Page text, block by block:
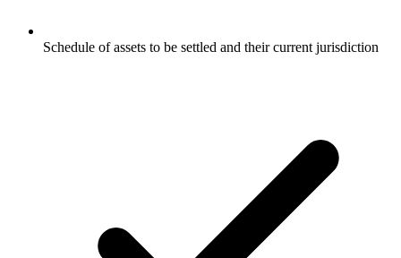
Schedule of assets to be settled and their current jurisdiction